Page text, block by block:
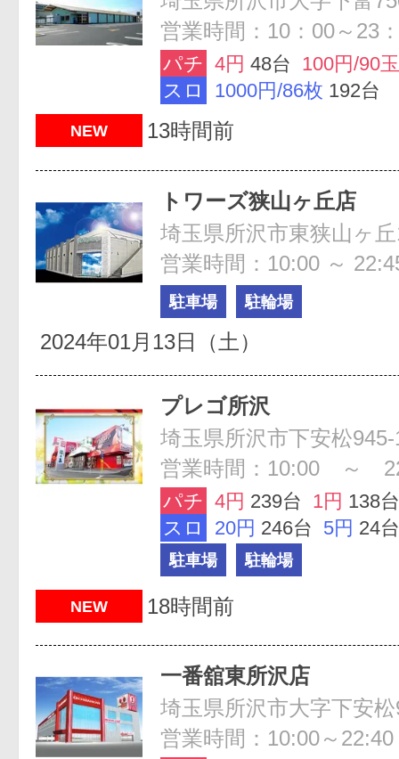
営業時間：10：00～23
パチ 4円 48台 100円/90玉
スロ
1000円/86枚 192台
NEW 13時間前
トワーズ狭山ヶ丘店
埼玉県所沢市東狭山ヶ
営業時間：10:00 ～
駐車場 駐輪場
2024年01月13日（土）
プレゴ所沢
埼玉県所沢市下安松945-
営業時間：10:00 ～
パチ 4円 239台 1円 138台
スロ
20円 246台 5円 24台
駐車場 駐輪場
NEW 18時間前
一番舘東所沢店
埼玉県所沢市大字下安
営業時間：10:00～22:40